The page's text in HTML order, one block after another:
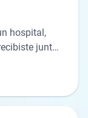
hospital,
junto
los
se indica